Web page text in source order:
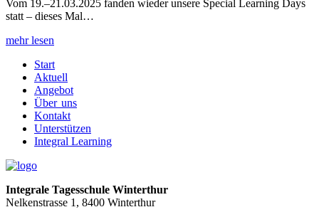
Vom 19.–21.03.2025 fanden wieder unsere Special Learning Days
statt – dieses Mal…
mehr lesen
Start
Aktuell
Angebot
Über uns
Kontakt
Unterstützen
Integral Learning
Integrale Tagesschule Winterthur
Nelkenstrasse 1, 8400 Winterthur